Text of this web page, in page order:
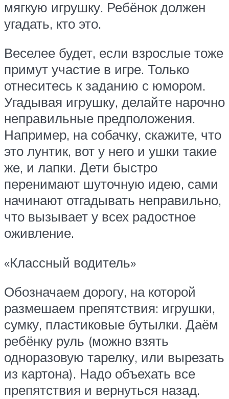
мягкую игрушку. Ребёнок должен
угадать, кто это.
Веселее будет, если взрослые тоже
примут участие в игре. Только
отнеситесь к заданию с юмором.
Угадывая игрушку, делайте нарочно
неправильные предположения.
Например, на собачку, скажите, что
это лунтик, вот у него и ушки такие
же, и лапки. Дети быстро
перенимают шуточную идею, сами
начинают отгадывать неправильно,
что вызывает у всех радостное
оживление.
«Классный водитель»
Обозначаем дорогу, на которой
размешаем препятствия: игрушки,
сумку, пластиковые бутылки. Даём
ребёнку руль (можно взять
одноразовую тарелку, или вырезать
из картона). Надо объехать все
препятствия и вернуться назад.